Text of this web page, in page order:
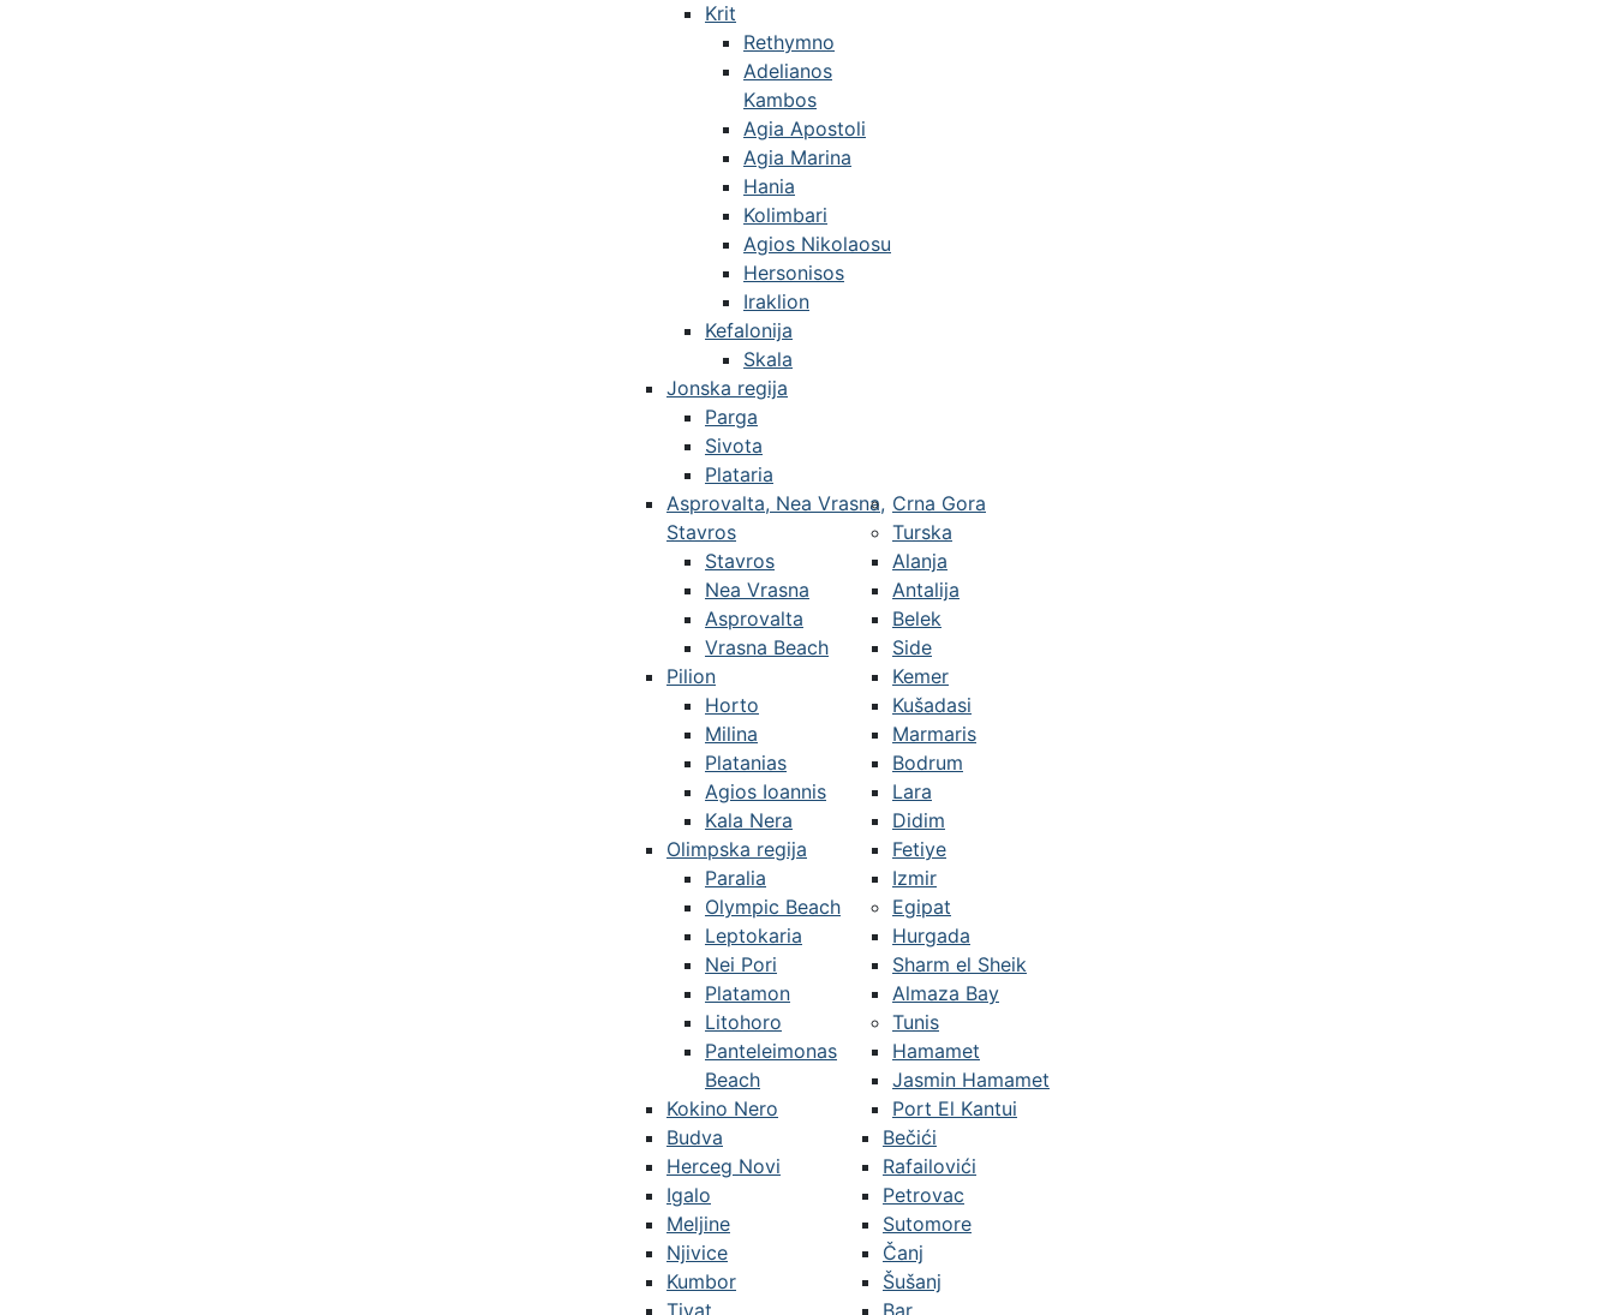
Krit
Rethymno
Adelianos
Kambos
Agia Apostoli
Agia Marina
Hania
Kolimbari
Agios Nikolaosu
Hersonisos
Iraklion
Kefalonija
Skala
Jonska regija
Parga
Sivota
Plataria
Asprovalta, Nea Vrasna,
Stavros
Stavros
Nea Vrasna
Asprovalta
Vrasna Beach
Pilion
Horto
Milina
Platanias
Agios Ioannis
Kala Nera
Olimpska regija
Paralia
Olympic Beach
Leptokaria
Nei Pori
Platamon
Litohoro
Panteleimonas
Beach
Kokino Nero
Crna Gora
Budva
Herceg Novi
Igalo
Meljine
Njivice
Kumbor
Tivat
Bečići
Rafailovići
Petrovac
Sutomore
Čanj
Šušanj
Bar
Turska
Alanja
Antalija
Belek
Side
Kemer
Kušadasi
Marmaris
Bodrum
Lara
Didim
Fetiye
Izmir
Egipat
Hurgada
Sharm el Sheik
Almaza Bay
Tunis
Hamamet
Jasmin Hamamet
Port El Kantui